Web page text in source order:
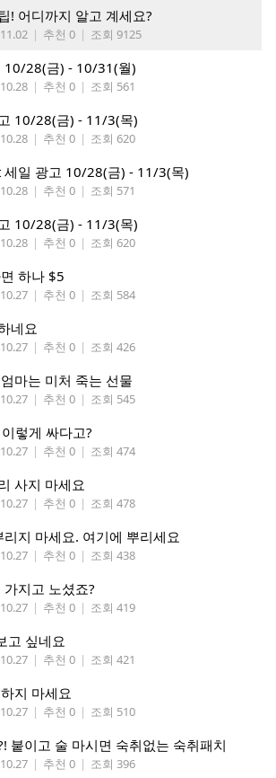
! 어디까지 알고 계세요?
| 추천 0 | 조회 9125
10/28(금) - 10/31(월)
| 추천 0 | 조회 561
10/28(금) - 11/3(목)
| 추천 0 | 조회 620
일 광고 10/28(금) - 11/3(목)
| 추천 0 | 조회 571
10/28(금) - 11/3(목)
| 추천 0 | 조회 620
하나 $5
| 추천 0 | 조회 584
네요
| 추천 0 | 조회 426
마는 미처 죽는 선물
| 추천 0 | 조회 545
렇게 싸다고?
| 추천 0 | 조회 474
사지 마세요
| 추천 0 | 조회 478
지 마세요. 여기에 뿌리세요
| 추천 0 | 조회 438
지고 노셨죠?
| 추천 0 | 조회 419
고 싶네요
| 추천 0 | 조회 421
지 마세요
| 추천 0 | 조회 510
붙이고 술 마시면 숙취없는 숙취패치
| 추천 0 | 조회 396